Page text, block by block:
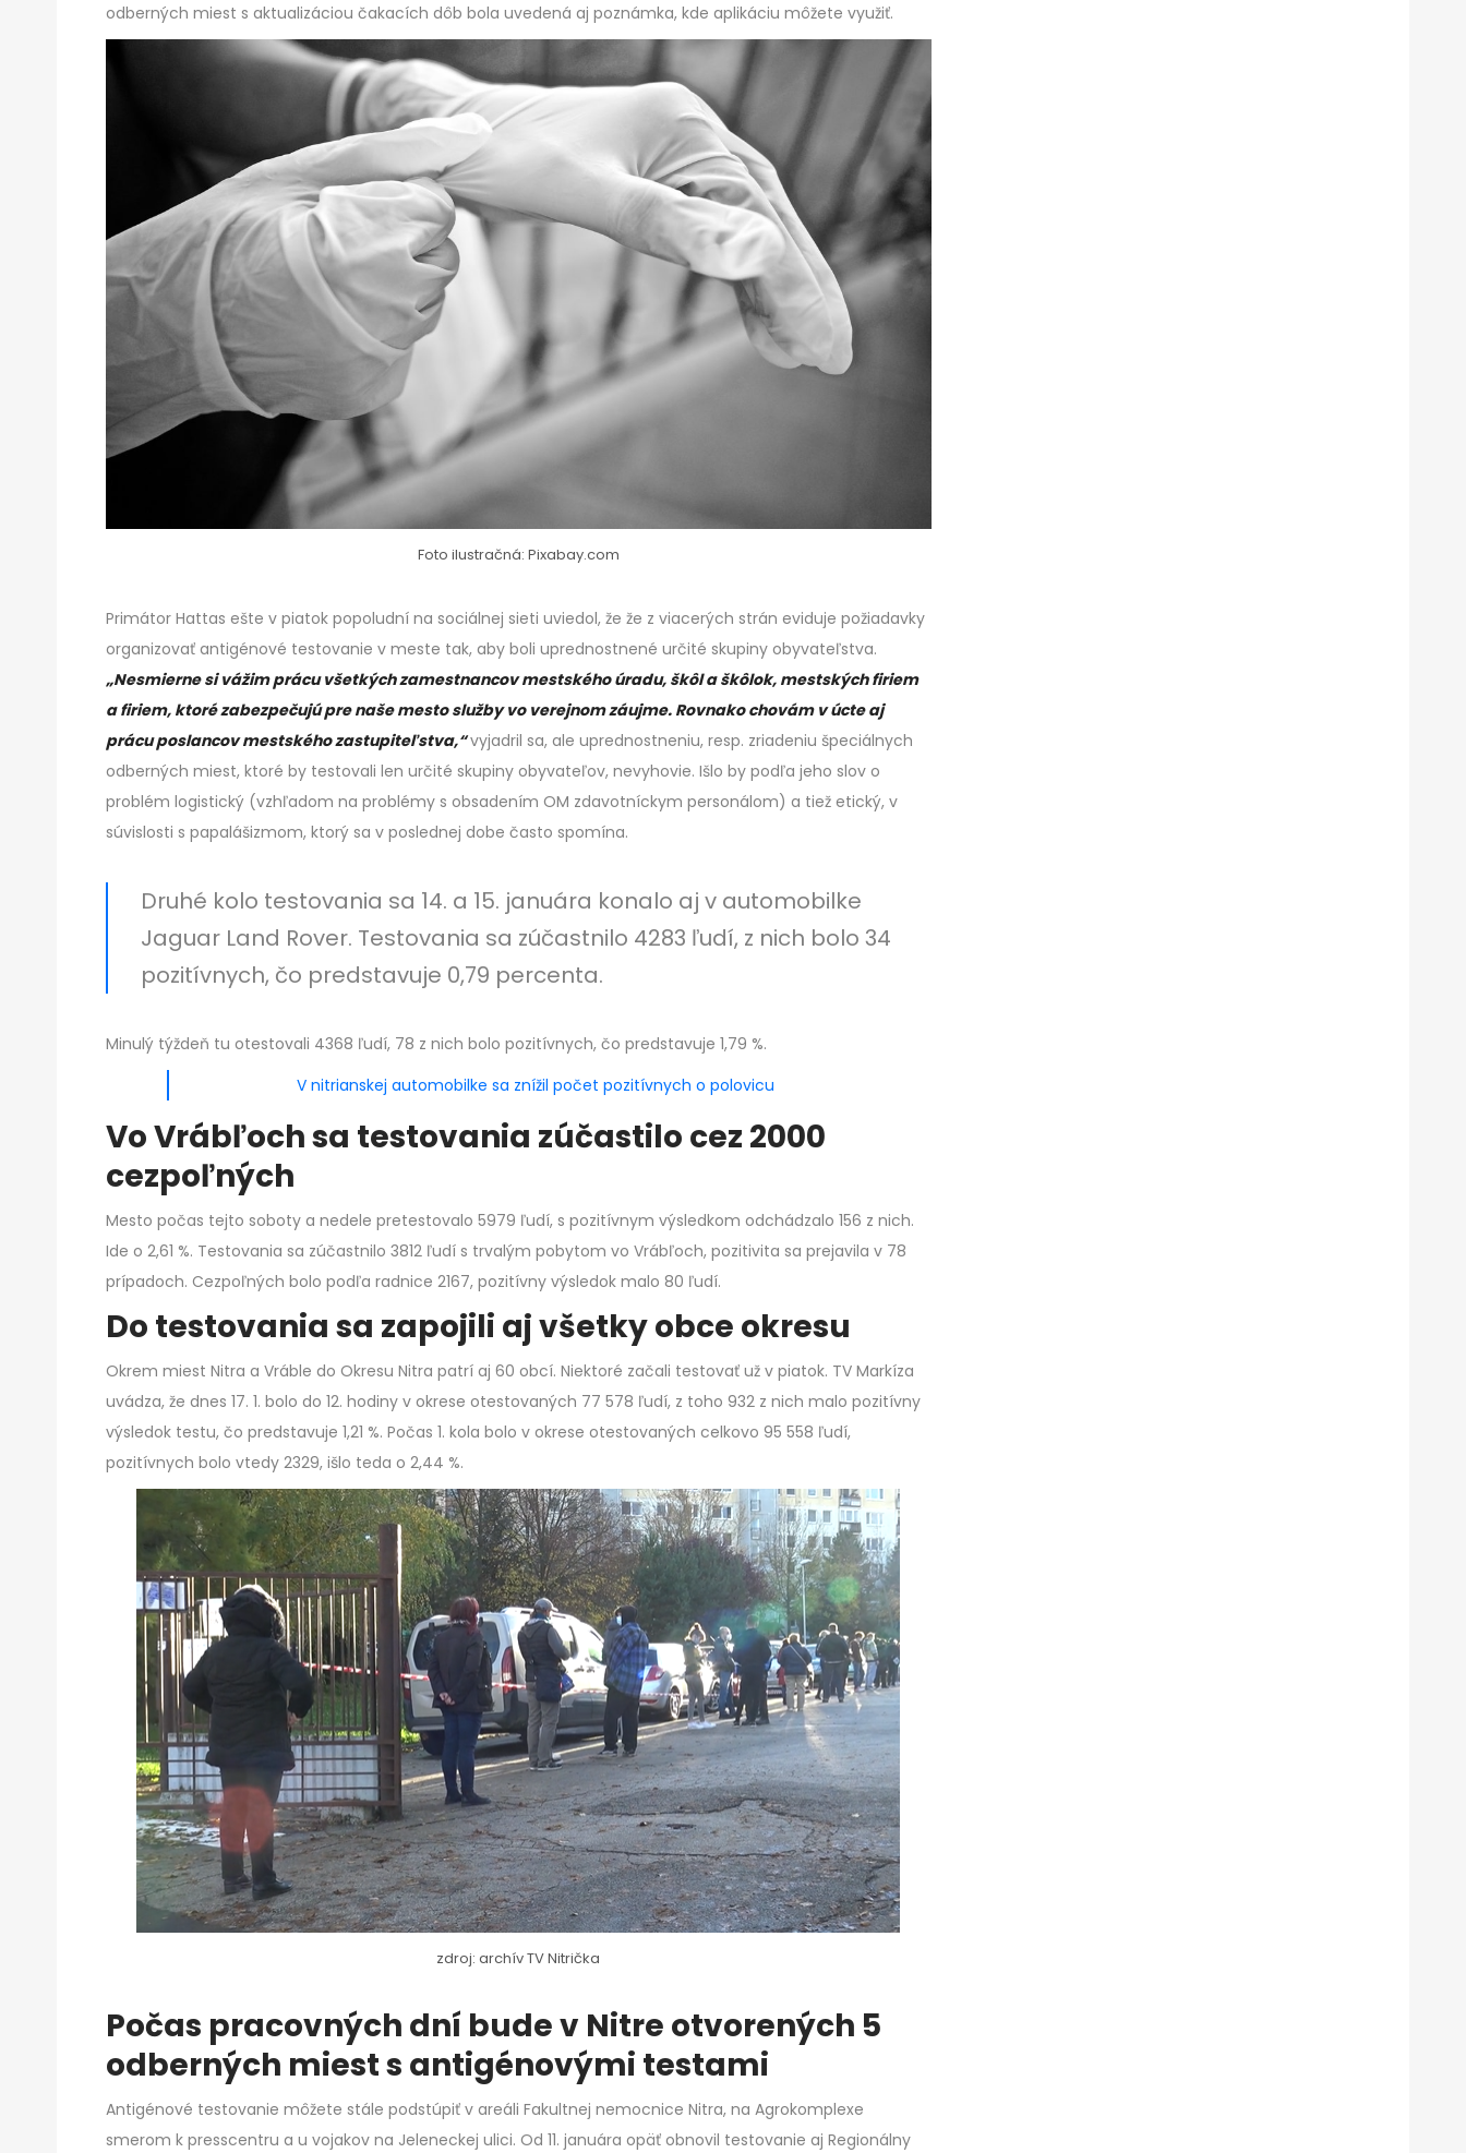
odberných miest s aktualizáciou čakacích dôb bola uvedená aj poznámka, kde aplikáciu môžete využiť.
Foto ilustračná: Pixabay.com
Primátor Hattas ešte v piatok popoludní na sociálnej sieti uviedol, že že z viacerých strán eviduje požiadavky
organizovať antigénové testovanie v meste tak, aby boli uprednostnené určité skupiny obyvateľstva.
„Nesmierne si vážim prácu všetkých zamestnancov mestského úradu, škôl a škôlok, mestských firiem
a firiem, ktoré zabezpečujú pre naše mesto služby vo verejnom záujme. Rovnako chovám v úcte aj
prácu poslancov mestského zastupiteľstva,“vyjadril sa, ale uprednostneniu, resp. zriadeniu špeciálnych
odberných miest, ktoré by testovali len určité skupiny obyvateľov, nevyhovie. Išlo by podľa jeho slov o
problém logistický (vzhľadom na problémy s obsadením OM zdavotníckym personálom) a tiež etický, v
súvislosti s papalášizmom, ktorý sa v poslednej dobe často spomína.
Druhé kolo testovania sa 14. a 15. januára konalo aj v automobilke
Jaguar Land Rover. Testovania sa zúčastnilo 4283 ľudí, z nich bolo 34
pozitívnych, čo predstavuje 0,79 percenta.
Minulý týždeň tu otestovali 4368 ľudí, 78 z nich bolo pozitívnych, čo predstavuje 1,79 %.
V nitrianskej automobilke sa znížil počet pozitívnych o polovicu
Vo Vrábľoch sa testovania zúčastilo cez 2000
cezpoľných
Mesto počas tejto soboty a nedele pretestovalo 5979 ľudí, s pozitívnym výsledkom odchádzalo 156 z nich.
Ide o 2,61 %. Testovania sa zúčastnilo 3812 ľudí s trvalým pobytom vo Vrábľoch, pozitivita sa prejavila v 78
prípadoch. Cezpoľných bolo podľa radnice 2167, pozitívny výsledok malo 80 ľudí.
Do testovania sa zapojili aj všetky obce okresu
Okrem miest Nitra a Vráble do Okresu Nitra patrí aj 60 obcí. Niektoré začali testovať už v piatok. TV Markíza
uvádza, že dnes 17. 1. bolo do 12. hodiny v okrese otestovaných 77 578 ľudí, z toho 932 z nich malo pozitívny
výsledok testu, čo predstavuje 1,21 %. Počas 1. kola bolo v okrese otestovaných celkovo 95 558 ľudí,
pozitívnych bolo vtedy 2329, išlo teda o 2,44 %.
zdroj: archív TV Nitrička
Počas pracovných dní bude v Nitre otvorených 5
odberných miest s antigénovými testami
Antigénové testovanie môžete stále podstúpiť v areáli Fakultnej nemocnice Nitra, na Agrokomplexe
smerom k presscentru a u vojakov na Jeleneckej ulici. Od 11. januára opäť obnovil testovanie aj Regionálny